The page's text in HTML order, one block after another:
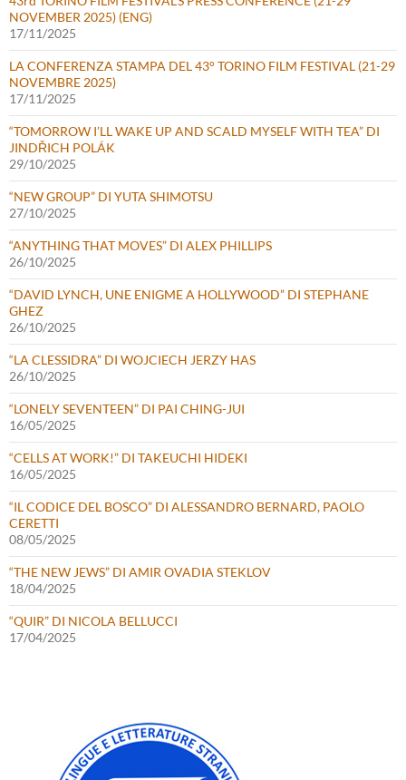
NOVEMBER 2025) (ENG)
17/11/2025
LA CONFERENZA STAMPA DEL 43° TORINO FILM FESTIVAL (21-29
NOVEMBRE 2025)
17/11/2025
“TOMORROW I’LL WAKE UP AND SCALD MYSELF WITH TEA” DI
JINDŘICH POLÁK
29/10/2025
“NEW GROUP” DI YUTA SHIMOTSU
27/10/2025
“ANYTHING THAT MOVES” DI ALEX PHILLIPS
26/10/2025
“DAVID LYNCH, UNE ENIGME A HOLLYWOOD” DI STEPHANE
GHEZ
26/10/2025
“LA CLESSIDRA” DI WOJCIECH JERZY HAS
26/10/2025
“LONELY SEVENTEEN” DI PAI CHING-JUI
16/05/2025
“CELLS AT WORK!” DI TAKEUCHI HIDEKI
16/05/2025
“IL CODICE DEL BOSCO” DI ALESSANDRO BERNARD, PAOLO
CERETTI
08/05/2025
“THE NEW JEWS” DI AMIR OVADIA STEKLOV
18/04/2025
“QUIR” DI NICOLA BELLUCCI
17/04/2025